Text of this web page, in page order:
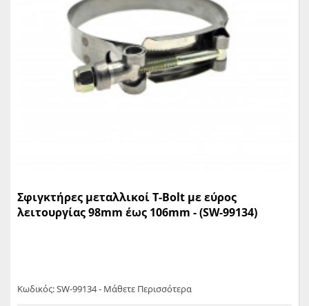
Σφιγκτήρες μεταλλικοί T-Bolt με εύρος
λειτουργίας 98mm έως 106mm - (SW-99134)
Κωδικός: SW-99134 - Μάθετε Περισσότερα